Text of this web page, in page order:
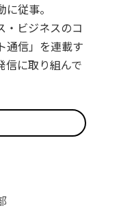
従事。
・ビジネスのコ
通信」を連載す
信に取り組んで